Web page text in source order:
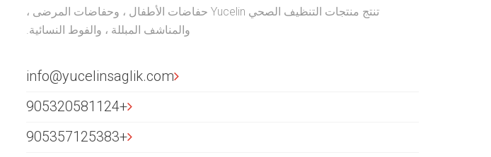
تنتج منتجات التنظيف الصحي Yucelin حفاضات الأطفال ، وحفاضات المرضى ،
والمناشف المبللة ، والفوط النسائية.
info@yucelinsaglik.com
+905320581124
+905357125383